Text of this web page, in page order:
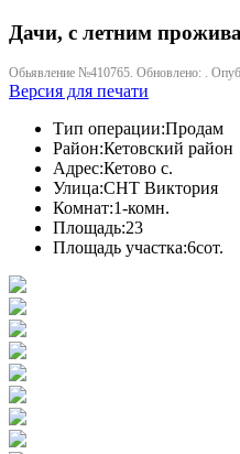
Дачи, с летним
Обьявление №410765. Обновлено: .
Версия для печати
Тип операции:Продам
Район:Кетовский район
Адрес:Кетово с.
Улица:СНТ Виктория
Комнат:1-комн.
Площадь:23
Площадь участка:6сот.